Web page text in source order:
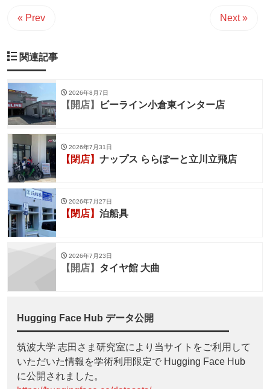
« Prev Next »
関連記事
2026年8月7日
【開店】 ビーライン小倉東インター店
2026年7月31日
【閉店】 ナップス ららぽーと立川立飛店
2026年7月27日
【閉店】 泊船具
2026年7月23日
【開店】 タイヤ館 大曲
Hugging Face Hub データ公開
筑波大学 志田さま研究室により当サイトをご利用して
いただいた情報を学術利用限定で Hugging Face Hub
に公開されました。